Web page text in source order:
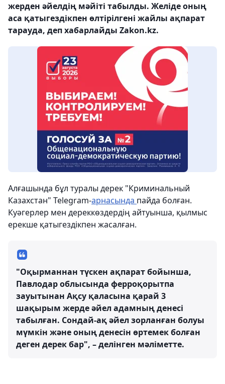
жерден әйелдің мәйіті табылды. Желіде оның
аса қатыгездікпен өлтірілгені жайлы ақпарат
тарауда, деп хабарлайды Zakon.kz.
Алғашында бұл туралы дерек "Криминальный
Казахстан" Telegram-арнасында пайда болған.
Куәгерлер мен дереккөздердің айтуынша, қылмыс
ерекше қатыгездікпен жасалған.
"Оқырманнан түскен ақпарат бойынша,
Павлодар облысында ферроқорытпа
зауытынан Ақсу қаласына қарай 3
шақырым жерде әйел адамның денесі
табылған. Сондай-ақ әйел зорланған болуы
мүмкін және оның денесін өртемек болған
деген дерек бар", – делінген мәліметте.